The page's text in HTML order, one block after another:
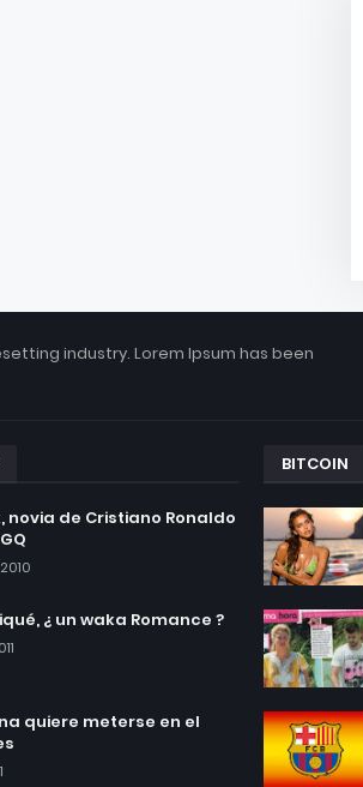
industry. Lorem Ipsum has been
novia de Cristiano Ronaldo
¿ un waka Romance ?
quiere meterse en el
BITCOIN